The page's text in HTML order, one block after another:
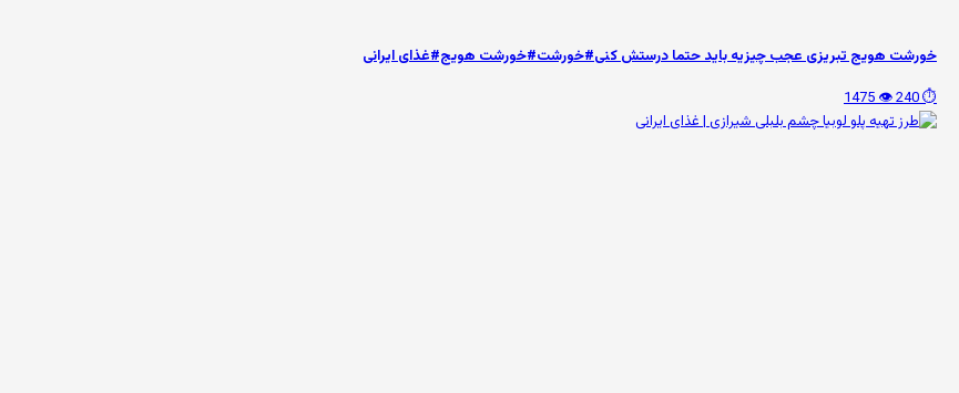
خورشت هویج تبریزی عجب چیزیه باید حتما درستش کنی#خورشت#خورشت هویج#غذای ایرانی
⏱️ 240
👁️ 1475